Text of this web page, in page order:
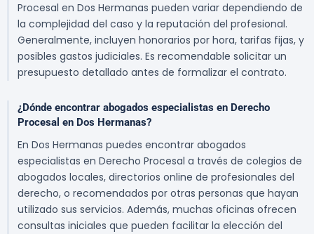
Procesal en Dos Hermanas pueden variar dependiendo de
la complejidad del caso y la reputación del profesional.
Generalmente, incluyen honorarios por hora, tarifas fijas, y
posibles gastos judiciales. Es recomendable solicitar un
presupuesto detallado antes de formalizar el contrato.
¿Dónde encontrar abogados especialistas en Derecho
Procesal en Dos Hermanas?
En Dos Hermanas puedes encontrar abogados
especialistas en Derecho Procesal a través de colegios de
abogados locales, directorios online de profesionales del
derecho, o recomendados por otras personas que hayan
utilizado sus servicios. Además, muchas oficinas ofrecen
consultas iniciales que pueden facilitar la elección del